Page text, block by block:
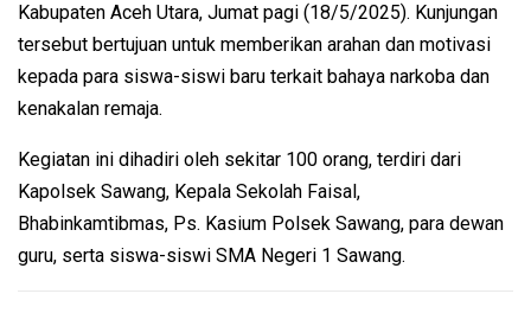
Kabupaten Aceh Utara, Jumat pagi (18/5/2025). Kunjungan
tersebut bertujuan untuk memberikan arahan dan motivasi
kepada para siswa-siswi baru terkait bahaya narkoba dan
kenakalan remaja.
Kegiatan ini dihadiri oleh sekitar 100 orang, terdiri dari
Kapolsek Sawang, Kepala Sekolah Faisal,
Bhabinkamtibmas, Ps. Kasium Polsek Sawang, para dewan
guru, serta siswa-siswi SMA Negeri 1 Sawang.